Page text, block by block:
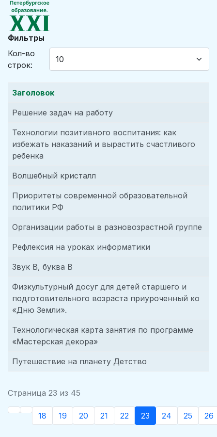
Фильтры
Кол-во
строк:
Заголовок
Решение задач на работу
Технологии позитивного воспитания: как
избежать наказаний и вырастить счастливого
ребенка
Волшебный кристалл
Приоритеты современной образовательной
политики РФ
Организации работы в разновозрастной группе
Рефлексия на уроках информатики
Звук В, буква В
Физкультурный досуг для детей старшего и
подготовительного возраста приуроченный ко
«Дню Земли».
Технологическая карта занятия по программе
«Мастерская декора»
Путешествие на планету Детство
Страница 23 из 45
18 19 20 21 22 23 24 25 26